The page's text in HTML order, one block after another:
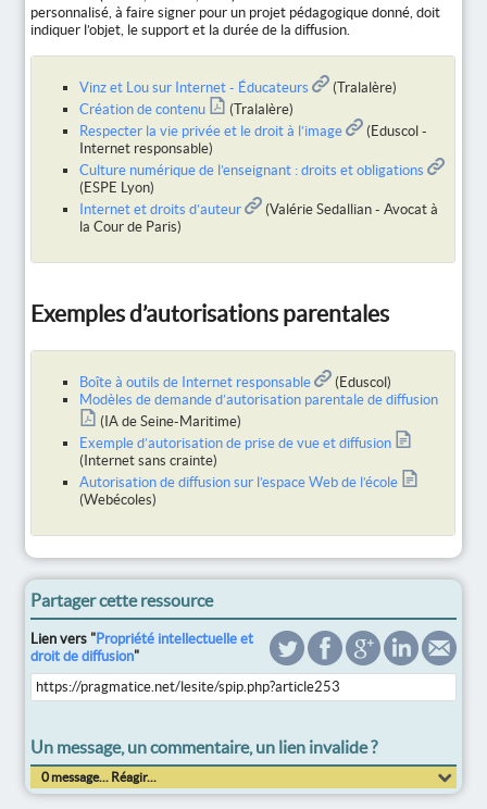
personnalisé, à faire signer pour un projet pédagogique donné, doit
indiquer l’objet, le support et la durée de la diffusion.
Vinz et Lou sur Internet - Éducateurs
(Tralalère)
Création de contenu
(Tralalère)
Respecter la vie privée et le droit à l’image
(Eduscol -
Internet responsable)
Culture numérique de l’enseignant : droits et obligations
(ESPE Lyon)
Internet et droits d’auteur
(Valérie Sedallian - Avocat à
la Cour de Paris)
Exemples d’autorisations parentales
Boîte à outils de Internet responsable
(Eduscol)
Modèles de demande d’autorisation parentale de diffusion
(IA de Seine-Maritime)
Exemple d’autorisation de prise de vue et diffusion
(Internet sans crainte)
Autorisation de diffusion sur l’espace Web de l’école
(Webécoles)
Partager cette ressource
Lien vers " Propriété intellectuelle et
droit de diffusion"
Un message, un commentaire, un lien invalide ?
0 message... Réagir...